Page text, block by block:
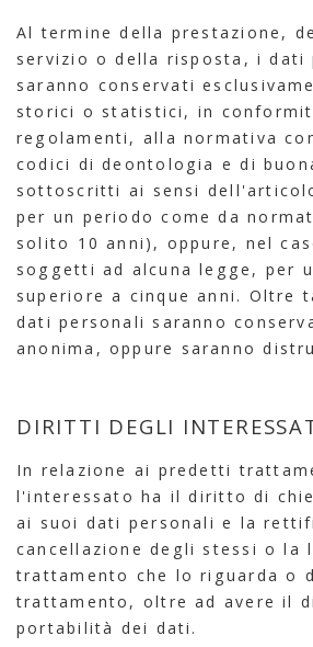
Al termine della prestazione,
servizio o della risposta, i dati
saranno conservati
storici o statistici, in
regolamenti, alla normativa
codici di deontologia e di
sottoscritti ai sensi
per un periodo come da
solito 10 anni), oppure, nel
soggetti ad alcuna legge, per
superiore a cinque anni. Oltre
dati personali saranno
anonima, oppure saranno
DIRITTI DEGLI
In relazione ai predetti
l'interessato ha il diritto di
ai suoi dati personali e la
cancellazione degli stessi o la
trattamento che lo riguarda o
trattamento, oltre ad avere il
portabilità dei dati.